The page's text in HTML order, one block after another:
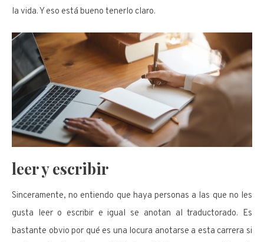
la vida. Y eso está bueno tenerlo claro.
leer y escribir
Sinceramente, no entiendo que haya personas a las que no les
gusta leer o escribir e igual se anotan al traductorado. Es
bastante obvio por qué es una locura anotarse a esta carrera si